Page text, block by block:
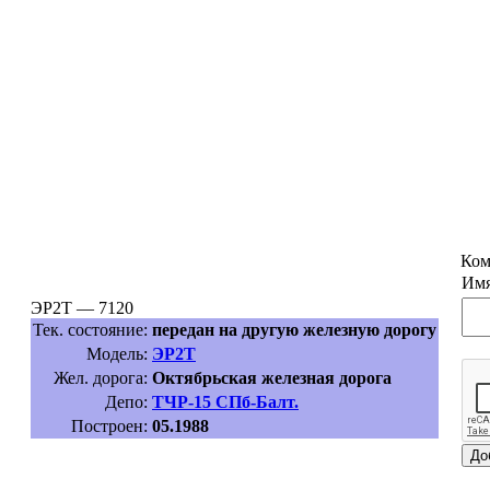
ЭР2Т — 7120
Тек. состояние: передан на другую железную дорогу
Модель: ЭР2Т
Жел. дорога: Октябрьская железная дорога
Депо: ТЧР-15 СПб-Балт.
Построен: 05.1988